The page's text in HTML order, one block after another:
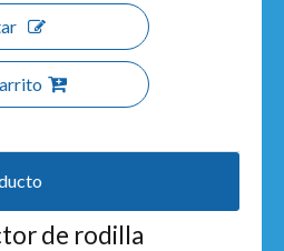
de rodilla